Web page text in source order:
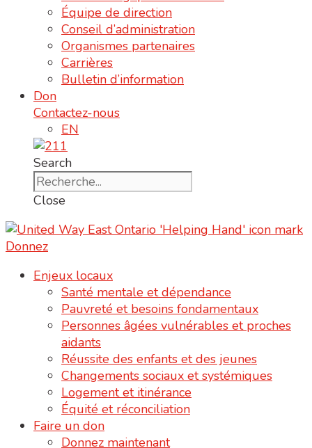
Équipe de direction
Conseil d’administration
Organismes partenaires
Carrières
Bulletin d’information
Don
Contactez-nous
EN
Search
Close
Donnez
Enjeux locaux
Santé mentale et dépendance
Pauvreté et besoins fondamentaux
Personnes âgées vulnérables et proches
aidants
Réussite des enfants et des jeunes
Changements sociaux et systémiques
Logement et itinérance
Équité et réconciliation
Faire un don
Donnez maintenant